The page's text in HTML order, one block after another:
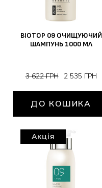
BIOTOP 09 ОЧИЩУЮЧИЙ
ШАМПУНЬ 1000 МЛ
3 622 ГРН 2 535 ГРН
ДО КОШИКА
Акція